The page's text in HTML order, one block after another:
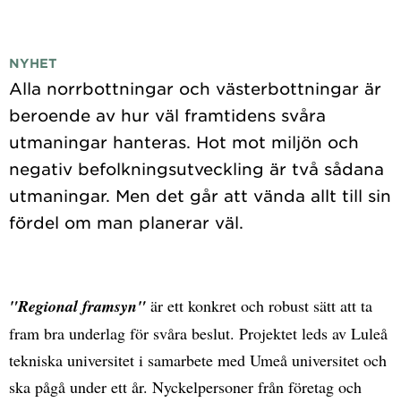
NYHET
Alla norrbottningar och västerbottningar är
beroende av hur väl framtidens svåra
utmaningar hanteras. Hot mot miljön och
negativ befolkningsutveckling är två sådana
utmaningar. Men det går att vända allt till sin
"Regional framsyn" är ett konkret och robust sätt att ta
fram bra underlag för svåra beslut. Projektet leds av Luleå
tekniska universitet i samarbete med Umeå universitet och
ska pågå under ett år. Nyckelpersoner från företag och